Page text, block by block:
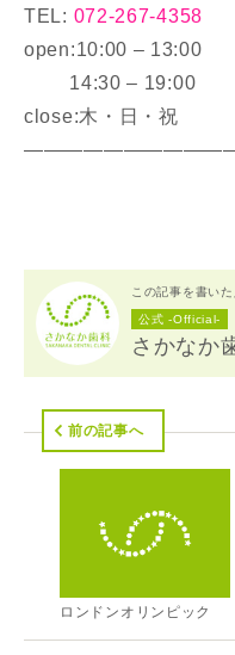
TEL: 072-267-4358
open:10:00 – 13:00
14:30 – 19:00
close:木・日・祝
この記事を書いた
公式 -Official-
さかなか
前の記事へ
ロンドンオリンピック